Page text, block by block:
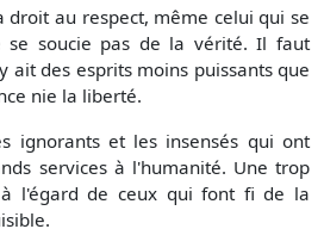
droit au respect, même celui qui se
soucie pas de la vérité. Il faut
ait des esprits moins puissants que
nie la liberté.
ignorants et les insensés qui ont
services à l'humanité. Une trop
l'égard de ceux qui font fi de la